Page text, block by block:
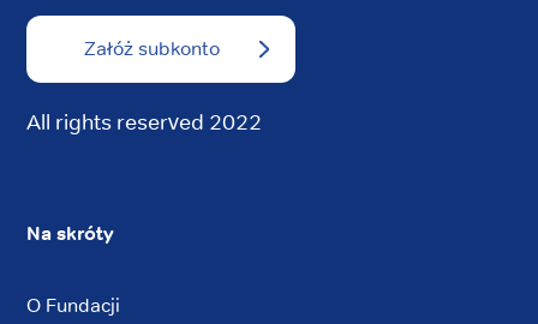
Załóż subkonto
All rights reserved 2022
Na skróty
O Fundacji